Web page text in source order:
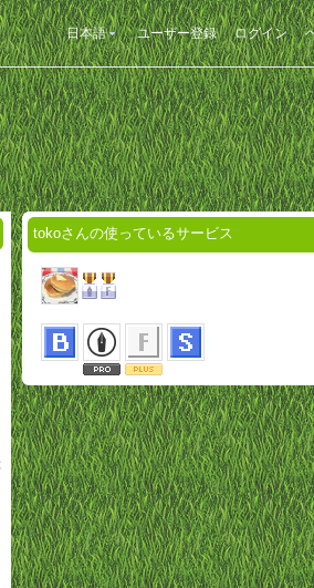
日本語 ユーザー登録 ログイン
tokoさんの使っているサービス